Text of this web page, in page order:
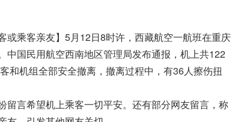
或乘客亲友】5月12日8时许，西藏航空一航班在重庆
中国民用航空西南地区管理局发布通报，机上共122
和机组全部安全撤离，撤离过程中，有36人擦伤扭
留言希望机上乘客一切平安。还有部分网友留言，称